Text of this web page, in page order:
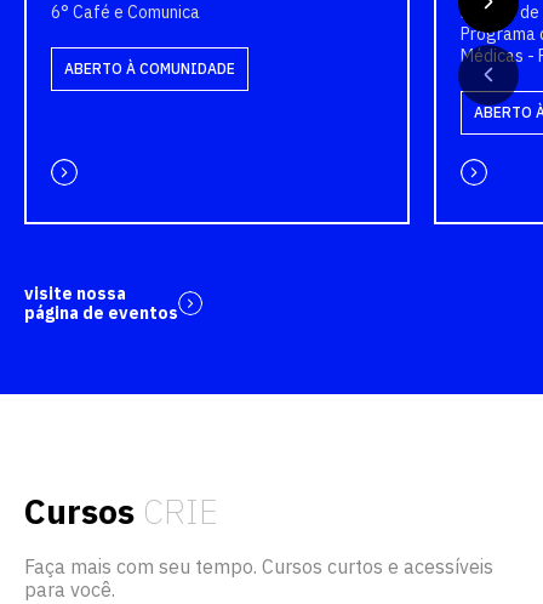
6° Café e Comunica
ABERTO À COMUNIDADE
Bancas
Programa
Médicas -
ABERTO
visite nossa
página de eventos
Cursos CRIE
Faça mais com seu tempo. Cursos curtos e acessíveis
para você.